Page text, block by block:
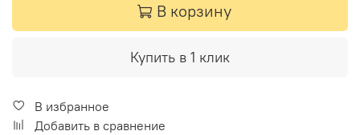
В корзину
Купить в 1 клик
В избранное
Добавить в сравнение